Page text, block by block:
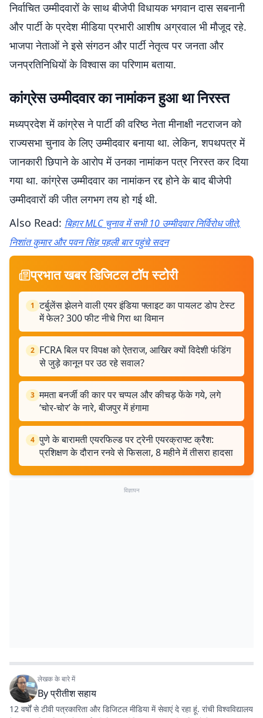
निर्वाचित उम्मीदवारों के साथ बीजेपी विधायक भगवान दास सबनानी
और पार्टी के प्रदेश मीडिया प्रभारी आशीष अग्रवाल भी मौजूद रहे.
भाजपा नेताओं ने इसे संगठन और पार्टी नेतृत्व पर जनता और
जनप्रतिनिधियों के विश्वास का परिणाम बताया.
कांग्रेस उम्मीदवार का नामांकन हुआ था निरस्त
मध्यप्रदेश में कांग्रेस ने पार्टी की वरिष्ठ नेता मीनाक्षी नटराजन को
राज्यसभा चुनाव के लिए उम्मीदवार बनाया था. लेकिन, शपथपत्र में
जानकारी छिपाने के आरोप में उनका नामांकन पत्र निरस्त कर दिया
गया था. कांग्रेस उम्मीदवार का नामांकन रद्द होने के बाद बीजेपी
उम्मीदवारों की जीत लगभग तय हो गई थी.
Also Read: बिहार MLC चुनाव में सभी 10 उम्मीदवार निर्विरोध जीते,
निशांत कुमार और पवन सिंह पहली बार पहुंचे सदन
प्रभात खबर डिजिटल टॉप स्टोरी
1 टर्बुलेंस झेलने वाली एयर इंडिया फ्लाइट का पायलट डोप टेस्ट
में फेल? 300 फीट नीचे गिरा था विमान
2 FCRA बिल पर विपक्ष को ऐतराज, आखिर क्यों विदेशी फंडिंग
से जुड़े कानून पर उठ रहे सवाल?
3 ममता बनर्जी की कार पर चप्पल और कीचड़ फेंके गये, लगे
‘चोर-चोर’ के नारे, बीजपुर में हंगामा
4 पुणे के बारामती एयरफिल्ड पर ट्रेनी एयरक्राफ्ट क्रैश:
प्रशिक्षण के दौरान रनवे से फिसला, 8 महीने में तीसरा हादसा
विज्ञापन
लेखक के बारे में
Byप्रीतीश सहाय
12 वर्षों से टीवी पत्रकारिता और डिजिटल मीडिया में सेवाएं दे रहा हूं. रांची विश्वविद्यालय